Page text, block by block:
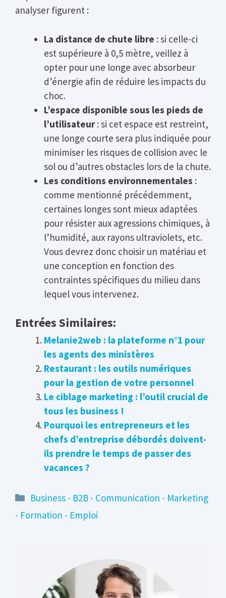
analyser figurent :
La distance de chute libre : si celle-ci
est supérieure à 0,5 mètre, veillez à
opter pour une longe avec absorbeur
d’énergie afin de réduire les impacts du
choc.
L’espace disponible sous les pieds de
l’utilisateur: si cet espace est restreint,
une longe courte sera plus indiquée pour
minimiser les risques de collision avec le
sol ou d’autres obstacles lors de la chute.
Les conditions environnementales :
comme mentionné précédemment,
certaines longes sont mieux adaptées
pour résister aux agressions chimiques, à
l’humidité, aux rayons ultraviolets, etc.
Vous devrez donc choisir un matériau et
une conception en fonction des
contraintes spécifiques du milieu dans
lequel vous intervenez.
Entrées Similaires:
Melanie2web : la plateforme n°1 pour
les agents des ministères
Restaurant : les outils numériques
pour la gestion de votre personnel
Le ciblage marketing : l’outil crucial de
tous les business !
Pourquoi les entrepreneurs et les
chefs d’entreprise débordés doivent-
ils prendre le temps de passer des
vacances ?
Catégories
Business - B2B - Communication - Marketing
- Formation - Emploi